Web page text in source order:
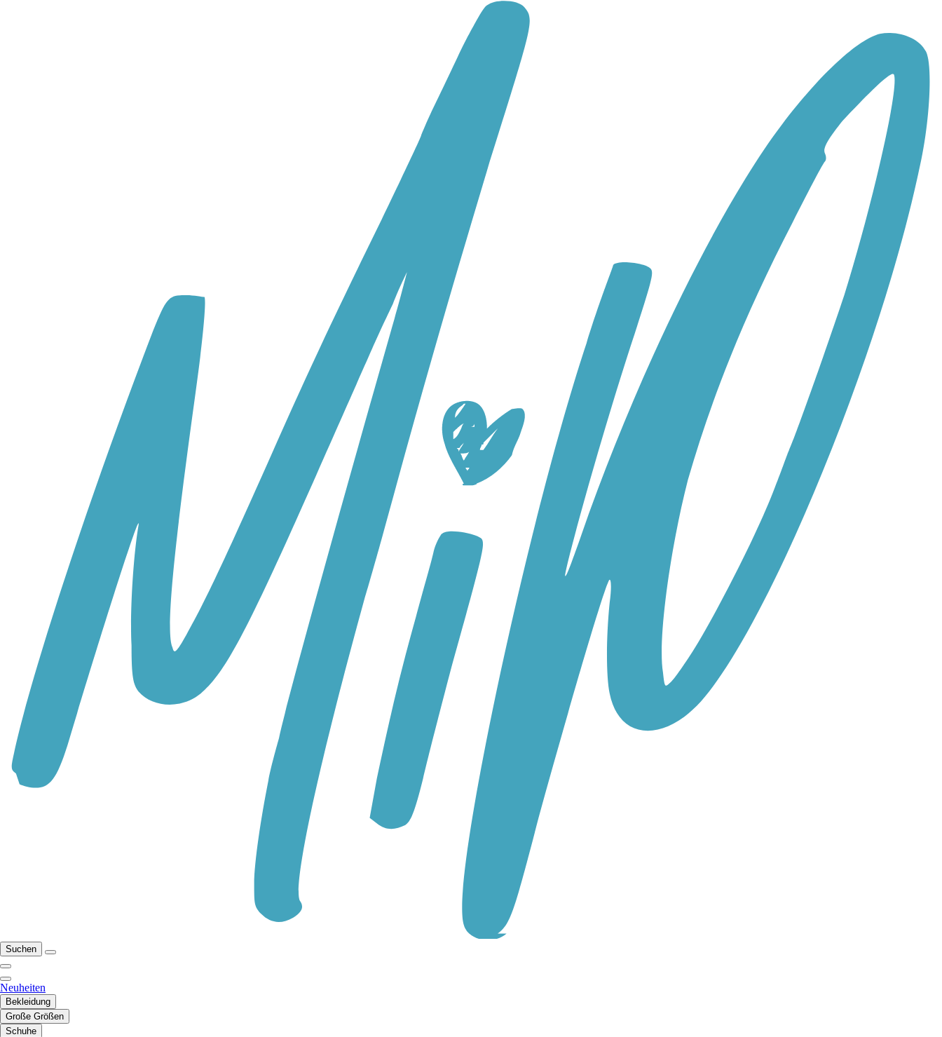
Suchen
Neuheiten
Bekleidung
Große Größen
Schuhe